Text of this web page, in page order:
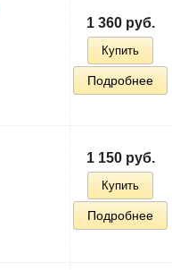
1 360 руб.
Купить
Подробнее
1 150 руб.
Купить
Подробнее